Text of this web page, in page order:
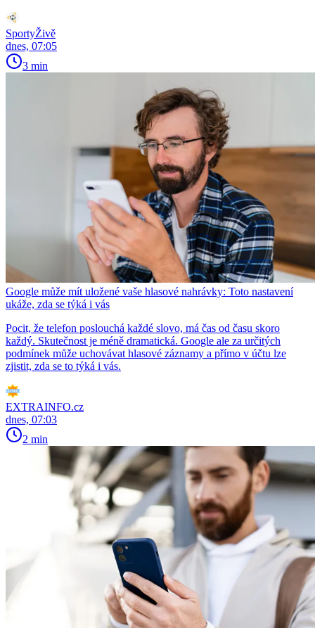
SportyŽivě
dnes, 07:05
3 min
Google může mít uložené vaše hlasové nahrávky: Toto nastavení
ukáže, zda se týká i vás
Pocit, že telefon poslouchá každé slovo, má čas od času skoro
každý. Skutečnost je méně dramatická. Google ale za určitých
podmínek může uchovávat hlasové záznamy a přímo v účtu lze
zjistit, zda se to týká i vás.
EXTRAINFO.cz
dnes, 07:03
2 min